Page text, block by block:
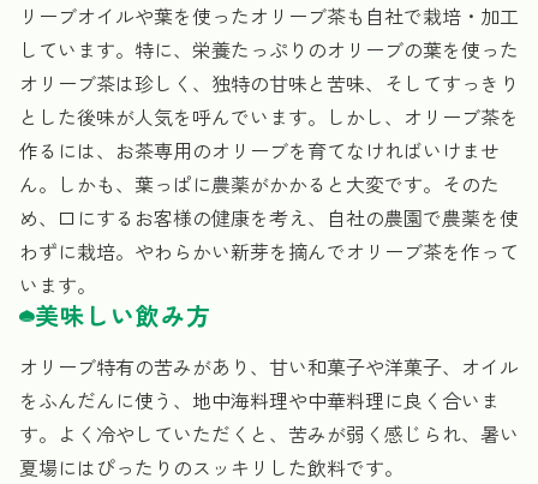
リーブオイルや葉を使ったオリーブ茶も自社で栽培・加工
しています。特に、栄養たっぷりのオリーブの葉を使った
オリーブ茶は珍しく、独特の甘味と苦味、そしてすっきり
とした後味が人気を呼んでいます。しかし、オリーブ茶を
作るには、お茶専用のオリーブを育てなければいけませ
ん。しかも、葉っぱに農薬がかかると大変です。そのた
め、口にするお客様の健康を考え、自社の農園で農薬を使
わずに栽培。やわらかい新芽を摘んでオリーブ茶を作って
います。
美味しい飲み方
オリーブ特有の苦みがあり、甘い和菓子や洋菓子、オイル
をふんだんに使う、地中海料理や中華料理に良く合いま
す。よく冷やしていただくと、苦みが弱く感じられ、暑い
夏場にはぴったりのスッキリした飲料です。